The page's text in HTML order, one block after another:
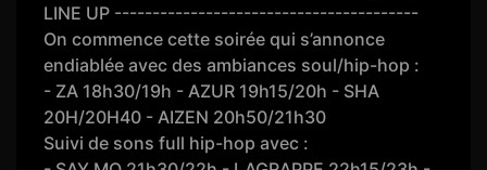
LINE UP ----------------------------------------
On commence cette soirée qui s’annonce
endiablée avec des ambiances soul/hip-hop :
- ZA 18h30/19h - AZUR 19h15/20h - SHA
20H/20H40 - AIZEN 20h50/21h30
Suivi de sons full hip-hop avec :